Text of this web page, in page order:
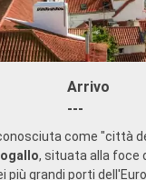
Arrivo
---
come "città
, situata alla foce
più grandi porti